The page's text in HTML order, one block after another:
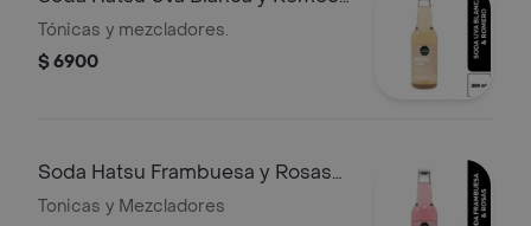
300 ml
Tónicas y mezcladores.
$ 6900
Soda Hatsu Frambuesa y Rosas
300 ml
Tonicas y Mezcladores